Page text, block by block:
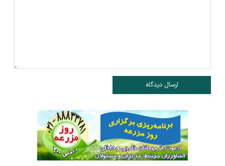
ارسال دیدگاه